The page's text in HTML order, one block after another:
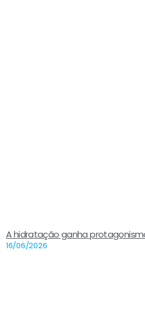
A hidratação ganha
16/06/2026